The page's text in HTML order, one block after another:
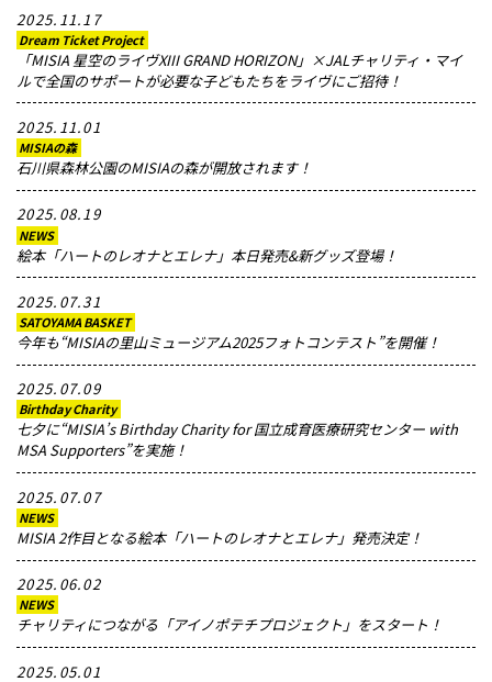
2025.11.17
Dream Ticket Project
「MISIA 星空のライヴXIII GRAND HORIZON」×JALチャリティ・マイ
ルで全国のサポートが必要な子どもたちをライヴにご招待！
2025.11.01
MISIAの森
石川県森林公園のMISIAの森が開放されます！
2025.08.19
NEWS
絵本「ハートのレオナとエレナ」本日発売&新グッズ登場！
2025.07.31
SATOYAMA BASKET
今年も“MISIAの里山ミュージアム2025フォトコンテスト”を開催！
2025.07.09
Birthday Charity
七夕に“MISIA’s Birthday Charity for 国立成育医療研究センター with
MSA Supporters”を実施！
2025.07.07
NEWS
MISIA 2作目となる絵本「ハートのレオナとエレナ」発売決定！
2025.06.02
NEWS
チャリティにつながる「アイノポテチプロジェクト」をスタート！
2025.05.01